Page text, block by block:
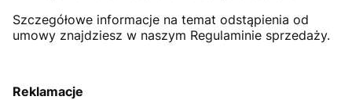
Szczegółowe informacje na temat odstąpienia od
umowy znajdziesz w naszym Regulaminie sprzedaży.
Reklamacje